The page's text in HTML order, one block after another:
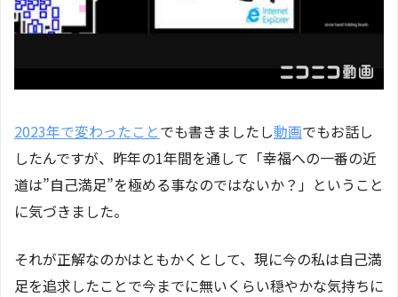
2023年で変わったことでも書きましたし動画でもお話し
したんですが、昨年の1年間を通して「幸福への一番の近
道は”自己満足”を極める事なのではないか？」ということ
に気づきました。
それが正解なのかはともかくとして、現に今の私は自己満
足を追求したことで今までに無いくらい穏やかな気持ちに